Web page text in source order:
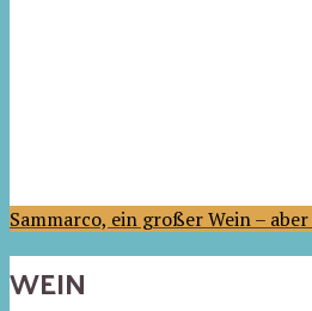
Sammarco, ein großer Wein –
WEIN